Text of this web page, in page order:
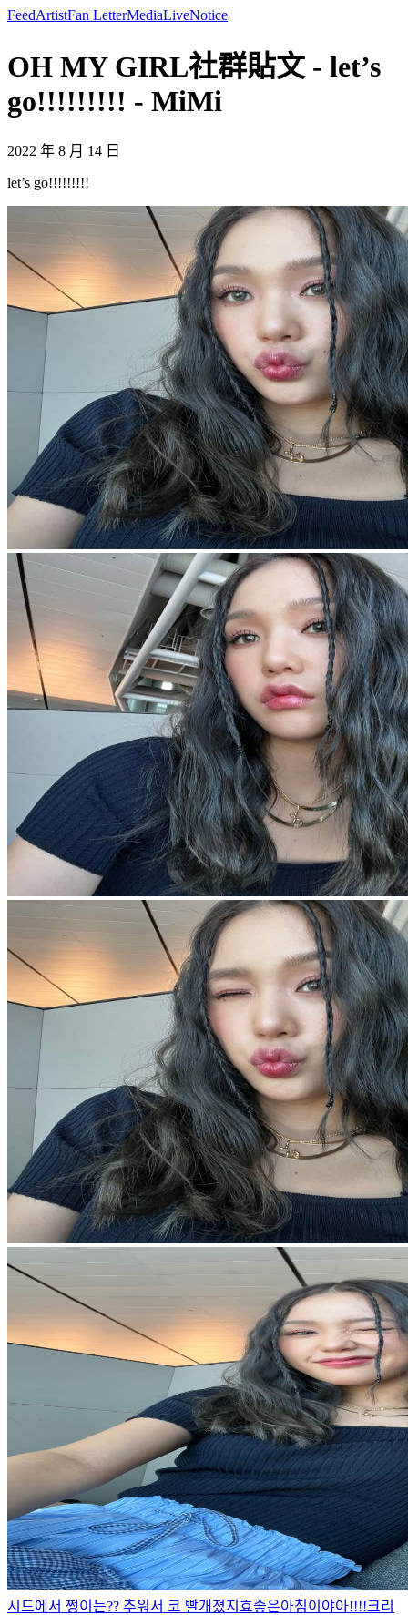
FeedArtistFan LetterMediaLiveNotice
OH MY GIRL社群貼文 - let’s
go!!!!!!!!! - MiMi
2022 年 8 月 14 日
let’s go!!!!!!!!!
시드에서 쩡이는?? 추워서 코 빨개졌지효좋은아침이야아!!!!크리